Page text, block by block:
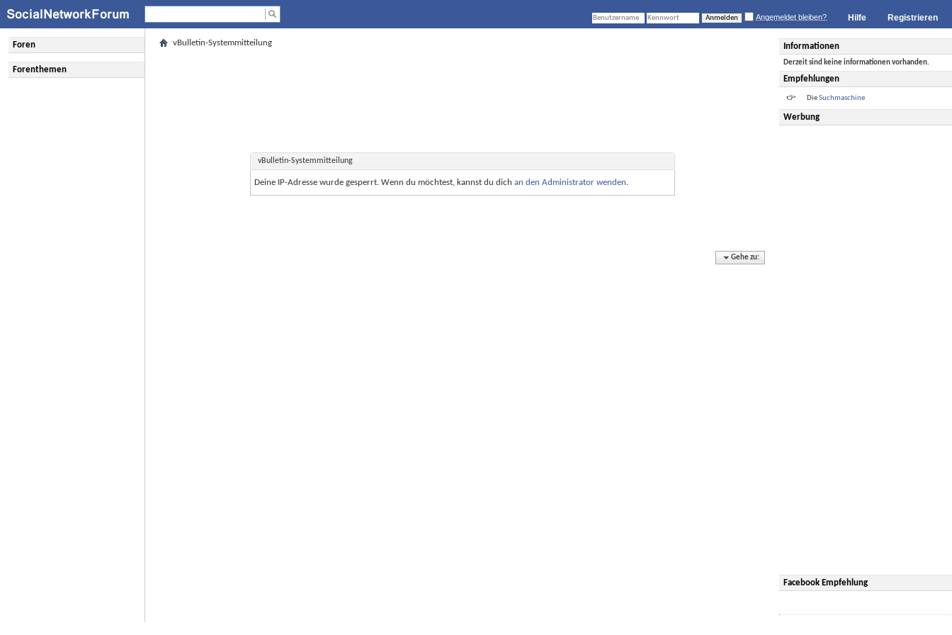
Registrieren
Hilfe
Angemeldet bleiben?
Informationen
Derzeit sind keine informationen vorhanden.
Empfehlungen
DieSuchmaschine
Werbung
Facebook Empfehlung
Foren
Forenthemen
vBulletin-Systemmitteilung
vBulletin-Systemmitteilung
Deine IP-Adresse wurde gesperrt. Wenn du möchtest, kannst du dich an den Administrator wenden.
Gehe zu: